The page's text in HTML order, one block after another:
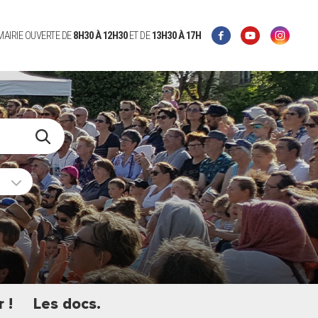
OUVERTE DE8H30 À 12H30ET DE13H30 À 17H
! Les docs.